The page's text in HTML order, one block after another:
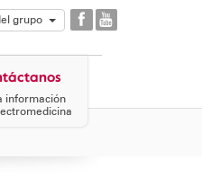
grupo
información